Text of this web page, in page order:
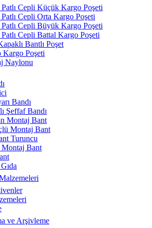
Patlı Cepli Küçük Kargo Poşeti
Patlı Cepli Orta Kargo Poşeti
Patlı Cepli Büyük Kargo Poşeti
Patlı Cepli Battal Kargo Poşeti
Bantlı Poşet
Kargo Poşeti
Naylonu
Bandı
Şeffaf Bandı
Montaj Bant
Montaj Bant
Turuncu
Bant
ve Arşivleme